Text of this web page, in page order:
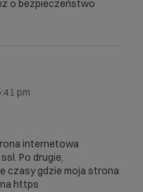
o bezpieczeństwo
pm
internetowa
Po drugie,
czasy gdzie moja strona
https